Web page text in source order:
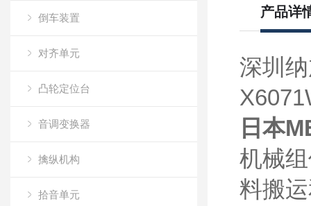
倒车装置
对齐单元
凸轮定位台
音调变换器
擒纵机构
拾音单元
产品详
深圳
日本
机械
料搬